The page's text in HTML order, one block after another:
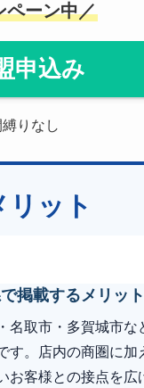
ペーン中／
申込み
りなし
ット
掲載するメリット
名取市・多賀城市
す。店内の商圏に
お客様との接点を広